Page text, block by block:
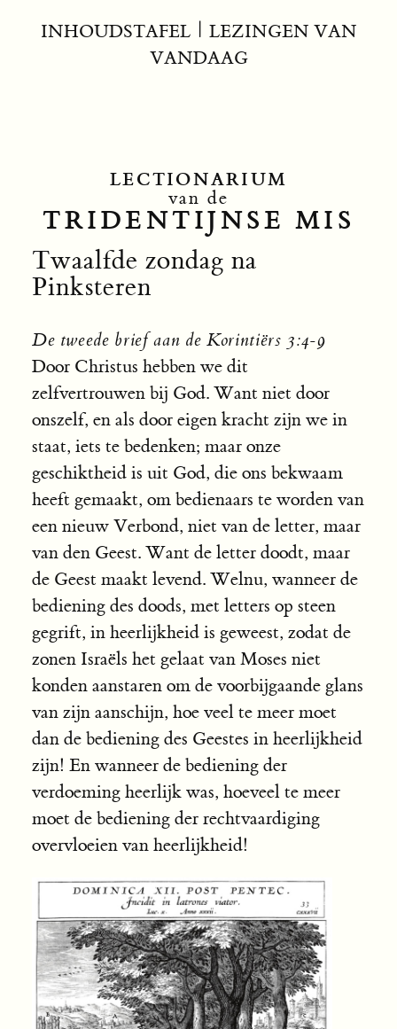
INHOUDSTAFEL| LEZINGEN VAN
VANDAAG
LECTIONARIUM
van de
TRIDENTIJNSE MIS
Twaalfde zondag na
Pinksteren
De tweede brief aan de Korintiërs 3:4-9
Door Christus hebben we dit
zelfvertrouwen bij God. Want niet door
onszelf, en als door eigen kracht zijn we in
staat, iets te bedenken; maar onze
geschiktheid is uit God, die ons bekwaam
heeft gemaakt, om bedienaars te worden van
een nieuw Verbond, niet van de letter, maar
van den Geest. Want de letter doodt, maar
de Geest maakt levend. Welnu, wanneer de
bediening des doods, met letters op steen
gegrift, in heerlijkheid is geweest, zodat de
zonen Israëls het gelaat van Moses niet
konden aanstaren om de voorbijgaande glans
van zijn aanschijn, hoe veel te meer moet
dan de bediening des Geestes in heerlijkheid
zijn! En wanneer de bediening der
verdoeming heerlijk was, hoeveel te meer
moet de bediening der rechtvaardiging
overvloeien van heerlijkheid!